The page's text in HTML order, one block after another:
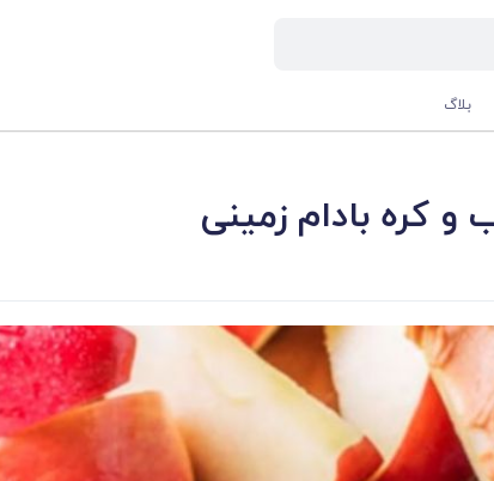
بلاگ
بادام زمینی